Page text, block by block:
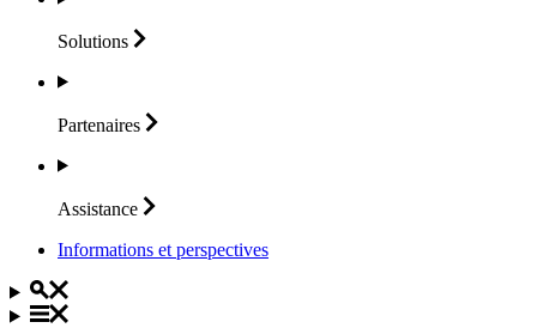
Solutions
Partenaires
Assistance
Informations et perspectives